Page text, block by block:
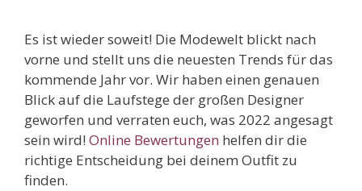
Es ist wieder soweit! Die Modewelt blickt nach
vorne und stellt uns die neuesten Trends für das
kommende Jahr vor. Wir haben einen genauen
Blick auf die Laufstege der großen Designer
geworfen und verraten euch, was 2022 angesagt
sein wird! Online Bewertungen helfen dir die
richtige Entscheidung bei deinem Outfit zu
finden.